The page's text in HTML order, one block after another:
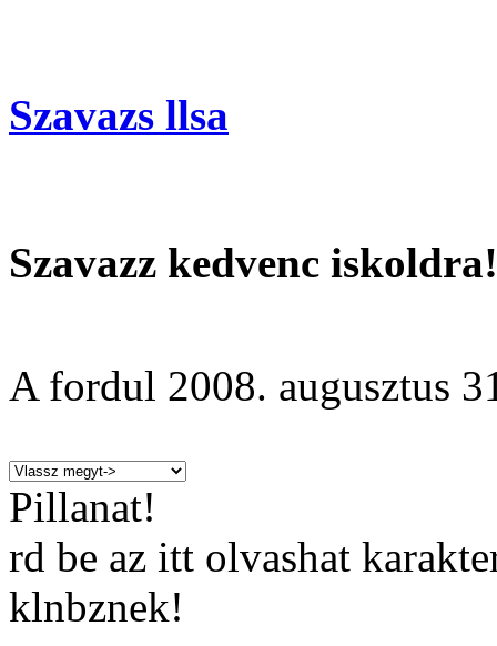
Szavazs llsa
Szavazz kedvenc iskoldra!
A fordul 2008. augusztus
Pillanat!
rd be az itt olvashat
klnbznek!